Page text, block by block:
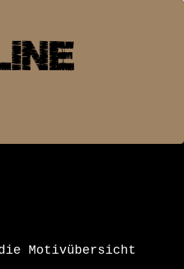
Motivübersicht